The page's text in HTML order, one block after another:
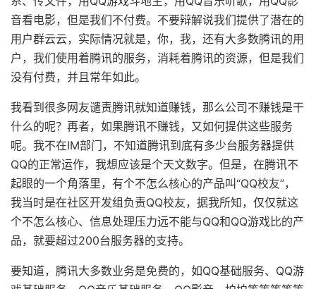
音看电影，但是我们不付费。不要辩解说我们提供了潜在的
用户群云云，实际情况就是，你，我，还有大多数腾讯的用
户，我们使用着腾讯的服务，消耗着腾讯的资源，但是我们
没有付费，并且常年如此。
我看到很多网友谴责腾讯就知道赚钱，那么公司不赚钱是干
什么的呢？再者，如果腾讯不赚钱，又如何提供这些服务
呢。我不在IM部门，不知道腾讯到底有多少台服务器提供
QQ的正常运作，我想应该是个天文数字。但是，在腾讯不
起眼的一个角落里，有个不怎么核心的产品叫“QQ校友”，
我当时是在社区开发组负责QQ校友，据我所知，仅仅就这
个不怎么核心、信息处理压力远不能与QQ和QQ游戏比的产
品，就要超过200台服务器的支持。
要知道，腾讯大多数业务是免费的，如QQ基础服务、QQ游